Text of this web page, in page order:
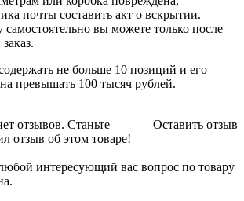
почты составить акт о вскрытии.
самостоятельно вы можете только после
не больше 10 позиций и его
превышать 100 тысяч рублей.
Оставить отзыв
отзывов. Станьте
отзыв об этом товаре!
интересующий вас вопрос по товару